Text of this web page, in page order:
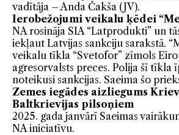
vadītāja – Anda Čakša (JV).
Ierobežojumi veikalu ķēdei
NA rosināja SIA “Latprodukti” un
iekļaut Latvijas sankciju sarakstā.
veikalu tīkla “Svetofor” zīmols
agresorvalsts preces. Polija šī tīkla
noteikusi sankcijas. Saeima šo
Zemes iegādes aizliegums
Baltkrievijas pilsoņiem
2025. gada janvārī Saeimas
NA iniciatīvu.